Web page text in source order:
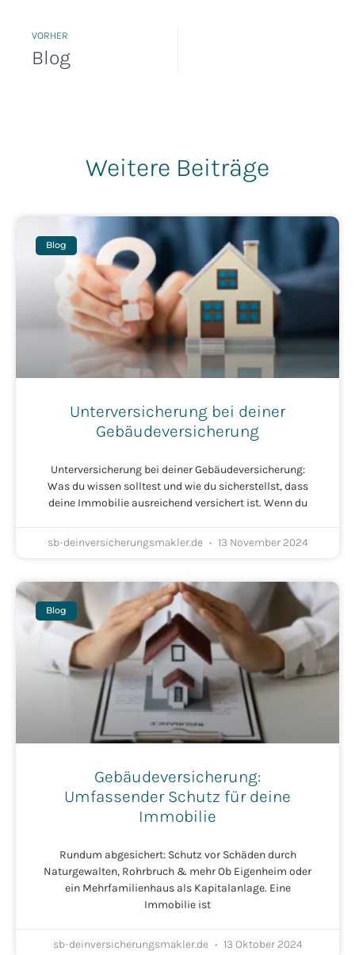
VORHER
Blog
Weitere Beiträge
Blog
Unterversicherung bei deiner
Gebäudeversicherung
Unterversicherung bei deiner Gebäudeversicherung:
Was du wissen solltest und wie du sicherstellst, dass
deine Immobilie ausreichend versichert ist. Wenn du
sb-deinversicherungsmakler.de 13 November 2024
Blog
Gebäudeversicherung:
Umfassender Schutz für deine
Immobilie
Rundum abgesichert: Schutz vor Schäden durch
Naturgewalten, Rohrbruch & mehr Ob Eigenheim oder
ein Mehrfamilienhaus als Kapitalanlage. Eine
Immobilie ist
sb-deinversicherungsmakler.de 13 Oktober 2024